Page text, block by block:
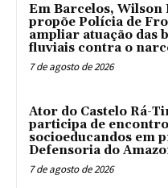
Em Barcelos, Wilson
propõe Polícia de
ampliar atuação das
fluviais contra o
7 de agosto de 2026
Ator do Castelo Rá-
participa de
socioeducandos em
Defensoria do
7 de agosto de 2026